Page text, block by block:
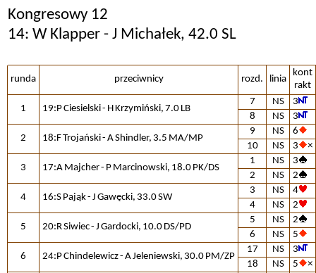
Kongresowy 12
14: W Klapper - J Michałek, 42.0 SL
runda przeciwnicy rozd. linia
kont
rakt
1 19:P Ciesielski - H Krzymiński, 7.0 LB
7 NS
3
8
NS 3
2 18:F Trojański - A Shindler, 3.5 MA/MP
9 NS
6
10
NS 3 ×
3 17:A Majcher - P Marcinowski, 18.0 PK/DS
1 NS
3
2
NS 2
4 16:S Pająk - J Gawęcki, 33.0 SW
3 NS
4
4
NS 2
5 20:R Siwiec - J Gardocki, 10.0 DS/PD
5 NS
2
6
NS 5
6 24:P Chindelewicz - A Jeleniewski, 30.0 PM/ZP
17 NS
3
18
NS 5 ×